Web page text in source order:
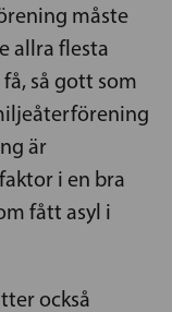
måste
allra flesta
så gott som
är
i en bra
fått asyl i
också